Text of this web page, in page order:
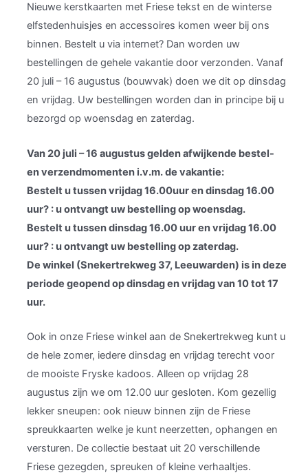
Nieuwe kerstkaarten met Friese tekst en de winterse
elfstedenhuisjes en accessoires komen weer bij ons
binnen. Bestelt u via internet? Dan worden uw
bestellingen de gehele vakantie door verzonden. Vanaf
20 juli – 16 augustus (bouwvak) doen we dit op dinsdag
en vrijdag. Uw bestellingen worden dan in principe bij u
bezorgd op woensdag en zaterdag.
Van 20 juli – 16 augustus gelden afwijkende bestel-
en verzendmomenten i.v.m. de vakantie:
Bestelt u tussen vrijdag 16.00uur en dinsdag 16.00
uur? : u ontvangt uw bestelling op woensdag.
Bestelt u tussen dinsdag 16.00 uur en vrijdag 16.00
uur? : u ontvangt uw bestelling op zaterdag.
De winkel (Snekertrekweg 37, Leeuwarden) is in deze
periode geopend op dinsdag en vrijdag van 10 tot 17
uur.
Ook in onze Friese winkel aan de Snekertrekweg kunt u
de hele zomer, iedere dinsdag en vrijdag terecht voor
de mooiste Fryske kadoos. Alleen op vrijdag 28
augustus zijn we om 12.00 uur gesloten. Kom gezellig
lekker sneupen: ook nieuw binnen zijn de Friese
spreukkaarten welke je kunt neerzetten, ophangen en
versturen. De collectie bestaat uit 20 verschillende
Friese gezegden, spreuken of kleine verhaaltjes.